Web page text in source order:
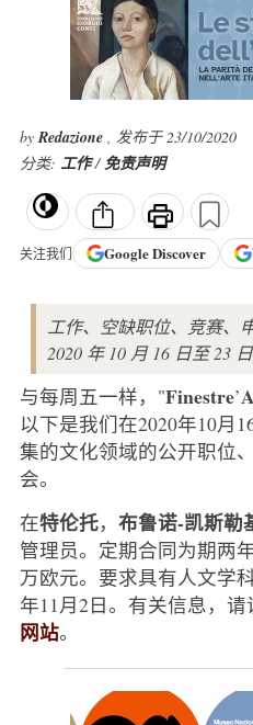
byRedazione , 发布于 23/10/2020
分类: 工作/免责声明
关注我们 GoogleDiscover
工作、空缺职位、竞赛、
2020 年 10 月 16 日至 23
与每周五一样，"Finestre’
以下是我们在2020年10月
集的文化领域的公开职位
会。
在特伦托， 布鲁诺-凯斯勒
管理员。定期合同为期两
万欧元。要求具有人文学
年11月2日。有关信息，请
网站。